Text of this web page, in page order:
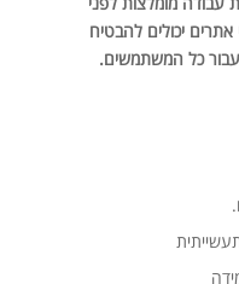
יכולים להבטיח
עבור כל המשתמשים.